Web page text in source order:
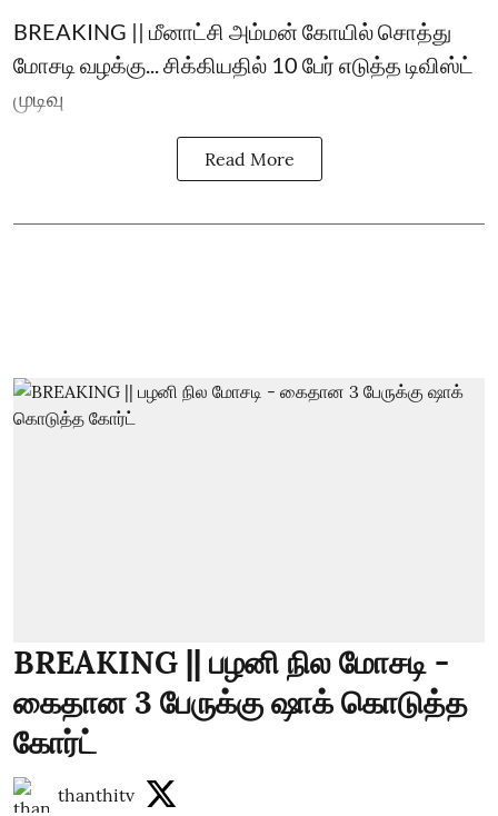
BREAKING || மீனாட்சி அம்மன் கோயில் சொத்து
மோசடி வழக்கு... சிக்கியதில் 10 பேர் எடுத்த டிவிஸ்ட்
முடிவு
Read More
BREAKING || பழனி நில மோசடி -
கைதான 3 பேருக்கு ஷாக் கொடுத்த
கோர்ட்
thanthitv